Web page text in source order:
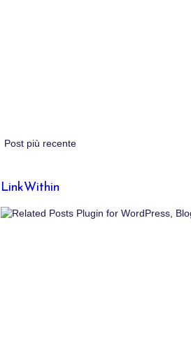
Post più recente
LinkWithin